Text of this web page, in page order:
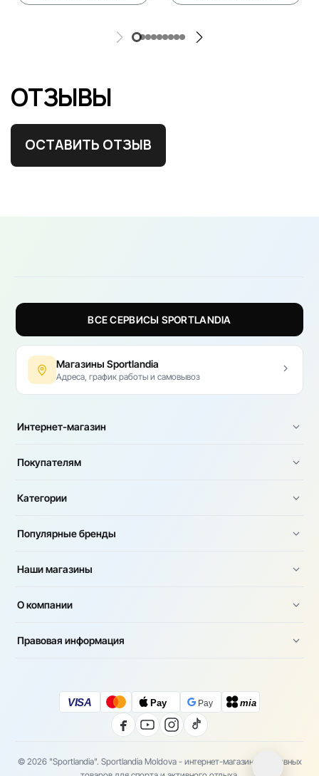
ОТЗЫВЫ
ОСТАВИТЬ ОТЗЫВ
ВСЕ СЕРВИСЫ SPORTLANDIA
Магазины Sportlandia
Адреса, график работы и самовывоз
Интернет-магазин
Покупателям
Категории
Популярные бренды
Наши магазины
О компании
Правовая информация
VISA Pay Pay mia
© 2026 "Sportlandia". Sportlandia Moldova - интернет-магазин спортивных